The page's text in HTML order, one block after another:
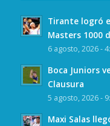
Tirante logró
Masters 1000
6 agosto, 2026 -
Boca Juniors
Clausura
5 agosto, 2026 -
Maxi Salas